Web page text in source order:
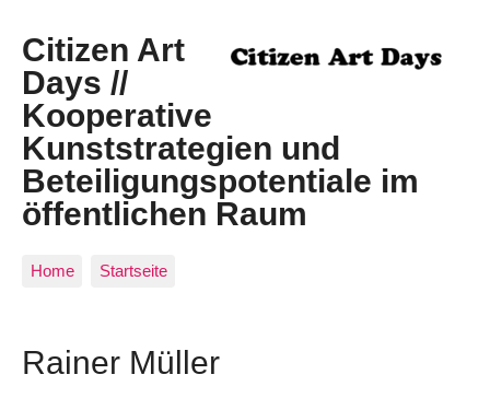
Citizen Art
Days //
Kooperative
Kunststrategien und
Beteiligungspotentiale im
öffentlichen Raum
Home Startseite
Rainer Müller